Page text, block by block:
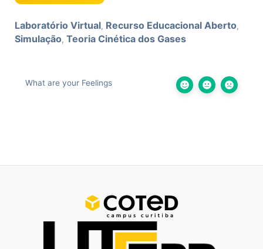
Laboratório Virtual, Recurso Educacional Aberto,
Simulação, Teoria Cinética dos Gases
What are your Feelings